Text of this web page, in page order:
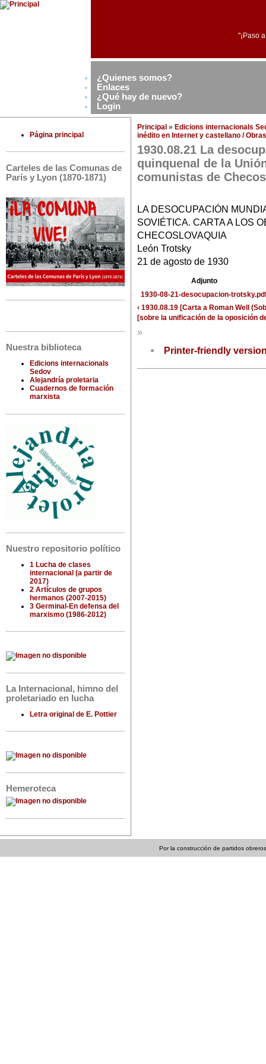
"¡Paso
¿Quienes somos?
Enlaces
¿Qué hay de nuevo?
Login
Página principal
Carteles de las Comunas de
París y Lyon (1870-1871)
Nuestra biblioteca
Edicions internacionals
Sedov
Alejandría proletaria
Cuadernos de formación
marxista
Nuestro repositorio político
1 Lucha de clases
internacional (a partir de
2017)
2 Artículos de grupos
hermanos (2007-2015)
3 Germinal-En defensa del
marxismo (1986-2012)
La Internacional, himno del
proletariado en lucha
Letra original de E. Pottier
Hemeroteca
Principal » Edicions internacionals
inédito en Internet y castellano /
1930.08.21 La
quinquenal de la
comunistas de
LA DESOCUPACIÓN
SOVIÉTICA. CARTA A LOS
CHECOSLOVAQUIA
León Trotsky
21 de agosto de 1930
Adjunto
1930-08-21-desocupacion-
‹ 1930.08.19 [Carta a Roman Well
[sobre la unificación de la oposición
»
Printer-friendly
Por la construcción de partidos